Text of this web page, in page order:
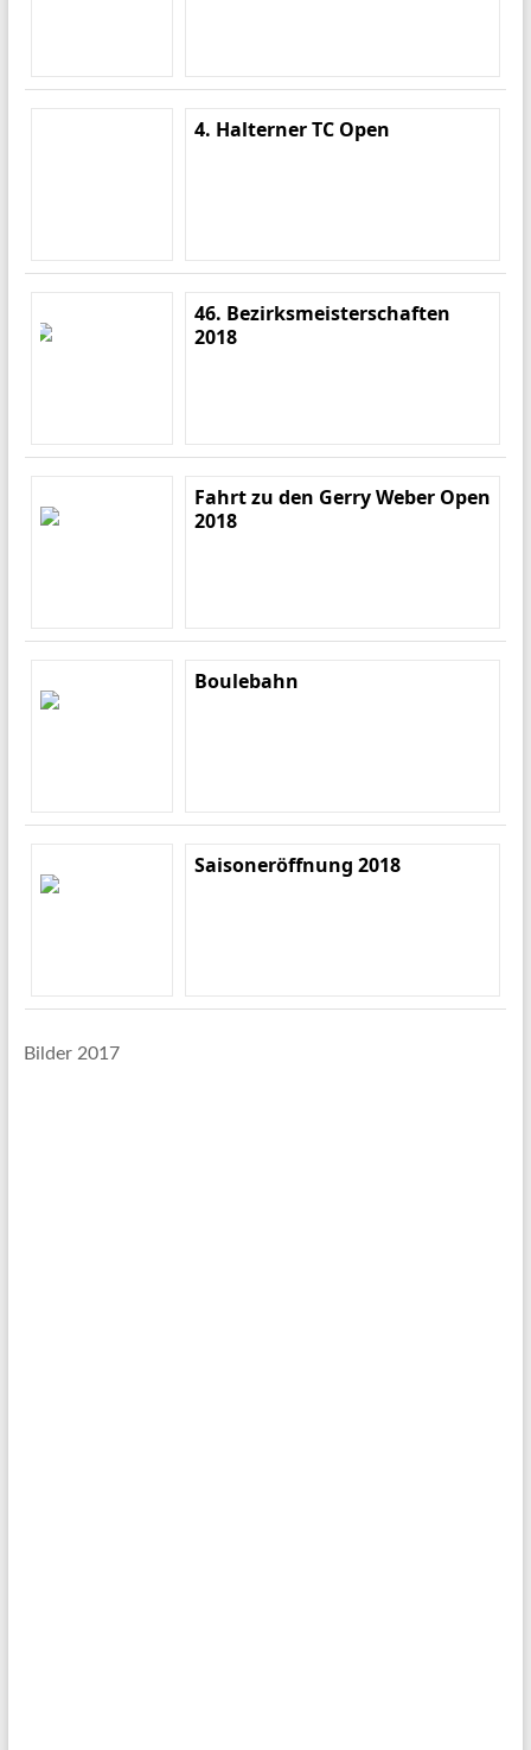
4. Halterner TC Open
46. Bezirksmeisterschaften
2018
Fahrt zu den Gerry Weber Open
2018
Boulebahn
Saisoneröffnung 2018
Bilder 2017